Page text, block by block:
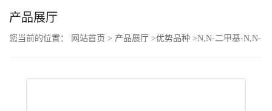
动
产品展厅
您当前的位置： 网站首页 > 产品展厅 >优势品种 >N,N-二甲基-N,N-